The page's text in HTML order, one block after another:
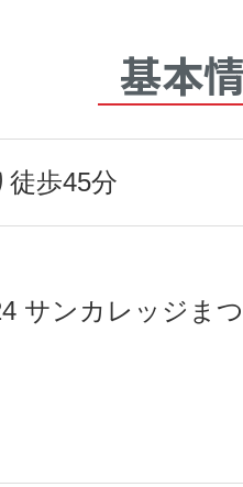
基本
徒歩45分
サンカレッジま